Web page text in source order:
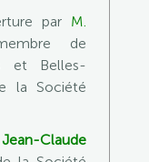
par M.
de
et Belles-
la Société
Jean-Claude